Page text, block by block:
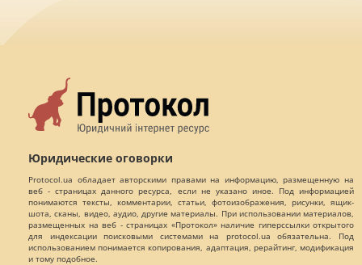
Юридические оговорки
Protocol.ua обладает авторскими правами на информацию, размещенную на
веб - страницах данного ресурса, если не указано иное. Под информацией
понимаются тексты, комментарии, статьи, фотоизображения, рисунки, ящик-
шота, сканы, видео, аудио, другие материалы. При использовании материалов,
размещенных на веб - страницах «Протокол» наличие гиперссылки открытого
для индексации поисковыми системами на protocol.ua обязательна. Под
использованием понимается копирования, адаптация, рерайтинг, модификация
и тому подобное.